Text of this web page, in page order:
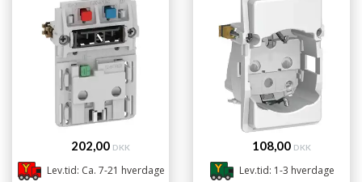
202,00 DKK
Lev.tid: Ca. 7-21 hverdage
108,00 DKK
Lev.tid: 1-3 hverdage